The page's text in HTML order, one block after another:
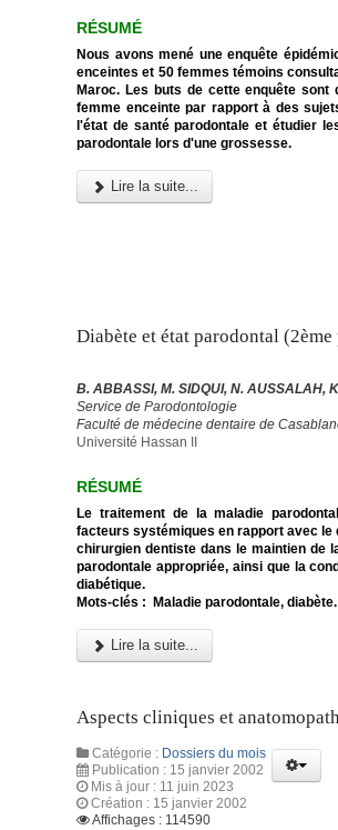
RÉSUMÉ
Nous avons mené une enquête
enceintes et 50 femmes témoins
Maroc. Les buts de cette enquête
femme enceinte par rapport à des
l'état de santé parodontale et étudier
parodontale lors d'une grossesse.
Lire la suite...
Diabète et état parodontal (2ème
B. ABBASSI, M. SIDQUI, N. AUSSALAH,
Service de Parodontologie
Faculté de médecine dentaire de
Université Hassan II
RÉSUMÉ
Le traitement de la maladie
facteurs systémiques en rapport avec
chirurgien dentiste dans le maintien de
parodontale appropriée, ainsi que la
diabétique.
Mots-clés : Maladie parodontale, diabète.
Lire la suite...
Aspects cliniques et
Catégorie : Dossiers du mois
Publication : 15 janvier 2002
Mis à jour : 11 juin 2023
Création : 15 janvier 2002
Affichages : 114590